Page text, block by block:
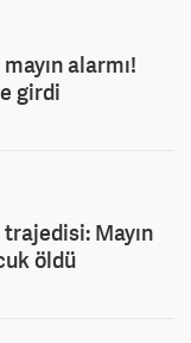
alarmı!
girdi
Mayın
öldü